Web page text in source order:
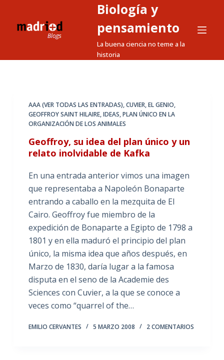
a
Biología y
pensamiento
La buena ciencia no teme a la
historia
AAA (VER TODAS LAS ENTRADAS),CUVIER,EL GENIO,
GEOFFROY SAINT HILAIRE,IDEAS,PLAN ÚNICO EN LA
ORGANIZACIÓN DE LOS ANIMALES
Geoffroy, su idea del plan único y un
relato inolvidable de Kafka
En una entrada anterior vimos una imagen
que representaba a Napoleón Bonaparte
entrando a caballo en la mezquita de El
Cairo. Geoffroy fue miembro de la
expedición de Bonaparte a Egipto de 1798 a
1801 y en ella maduró el principio del plan
único, la misma idea que años después, en
Marzo de 1830, daría lugar a la famosa
disputa en el seno de la Academie des
Sciences con Cuvier, a la que se conoce a
veces como “quarrel of the…
EMILIO CERVANTES 5 MARZO 2008 2 COMENTARIOS